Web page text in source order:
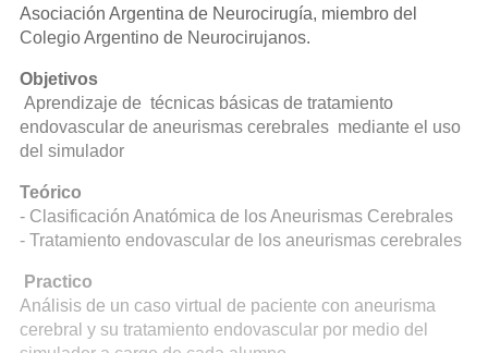
Asociación Argentina de Neurocirugía, miembro del
Colegio Argentino de Neurocirujanos.
Objetivos
Aprendizaje de técnicas básicas de tratamiento
endovascular de aneurismas cerebrales mediante el uso
del simulador
Teórico
- Clasificación Anatómica de los Aneurismas Cerebrales
- Tratamiento endovascular de los aneurismas cerebrales
Practico
Análisis de un caso virtual de paciente con aneurisma
cerebral y su tratamiento endovascular por medio del